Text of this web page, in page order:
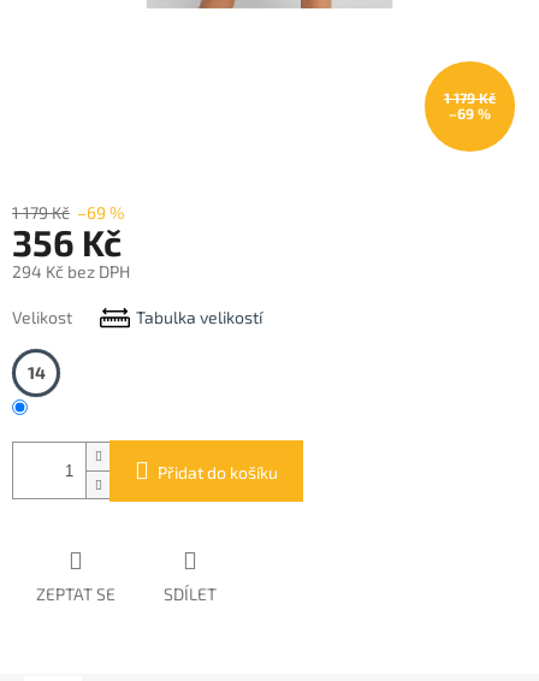
1 179 Kč
–69 %
1 179 Kč –69 %
356 Kč
294 Kč bez DPH
cena:
Velikost Tabulka velikostí
14
Přidat do košíku
ZEPTAT SE SDÍLET